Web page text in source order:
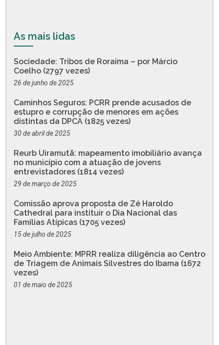
As mais lidas
Sociedade: Tribos de Roraima – por Márcio
Coelho (2797 vezes)
26 de junho de 2025
Caminhos Seguros: PCRR prende acusados de
estupro e corrupção de menores em ações
distintas da DPCA (1825 vezes)
30 de abril de 2025
Reurb Uiramutã: mapeamento imobiliário avança
no município com a atuação de jovens
entrevistadores (1814 vezes)
29 de março de 2025
Comissão aprova proposta de Zé Haroldo
Cathedral para instituir o Dia Nacional das
Famílias Atípicas (1705 vezes)
15 de julho de 2025
Meio Ambiente: MPRR realiza diligência ao Centro
de Triagem de Animais Silvestres do Ibama (1672
vezes)
01 de maio de 2025